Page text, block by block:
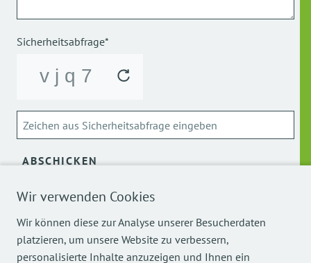
Wir verwenden Cookies
Wir können diese zur Analyse unserer Besucherdaten
platzieren, um unsere Website zu verbessern,
personalisierte Inhalte anzuzeigen und Ihnen ein
Sicherheitsabfrage*
ABSCHICKEN
Über die Verarbeitung meiner personenbezogenen Daten